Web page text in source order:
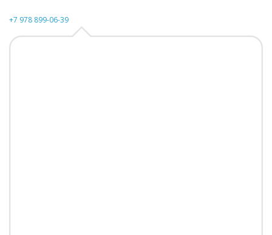
+7 978 899-06-39